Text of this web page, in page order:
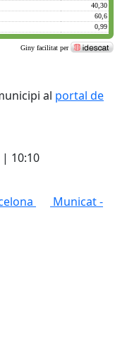
al portal de
| 10:10
Municat -